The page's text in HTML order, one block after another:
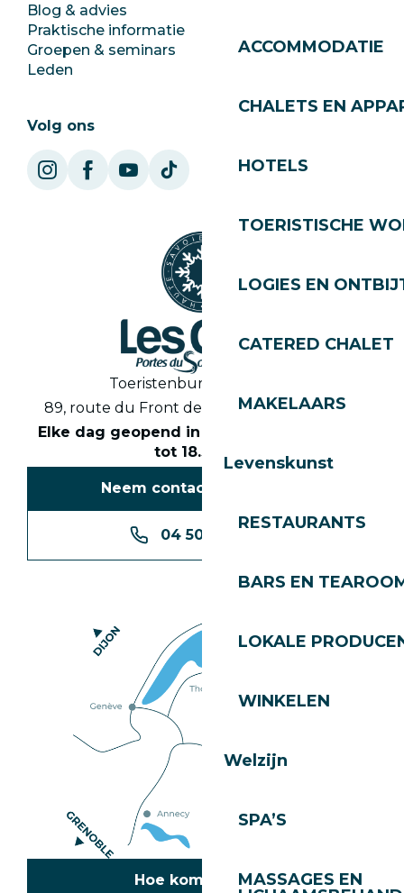
ACCOMMODATIE
CHALETS EN
HOTELS
TOERISTISCHE
LOGIES EN
CATERED CHALET
MAKELAARS
Levenskunst
RESTAURANTS
BARS EN
LOKALE
WINKELEN
Welzijn
SPA’S
MASSAGES EN
Blog & advies
Praktische informatie
Groepen & seminars
Leden
SoleGets
Volg ons
Toeristenbureau Les Gets
89, route du Front de Neige 74260 Les Gets
Elke dag geopend in het seizoen van 8.30
tot 18.30 uur
Neem contact met ons op
04 50 74 74 74
Hoe kom ik daar?